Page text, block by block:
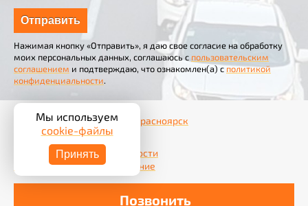
Нажимая кнопку «Отправить», я даю свое согласие на обработку
моих персональных данных, соглашаюсь с пользовательским
соглашением и подтверждаю, что ознакомлен(а) сполитикой
конфиденциальности.
© 2012–2026Автопомощь Красноярск
+7 (902) 969-89-98
Политика конфиденциальности
Пользовательское соглашение
Позвонить
Мы используем
cookie-файлы
Принять